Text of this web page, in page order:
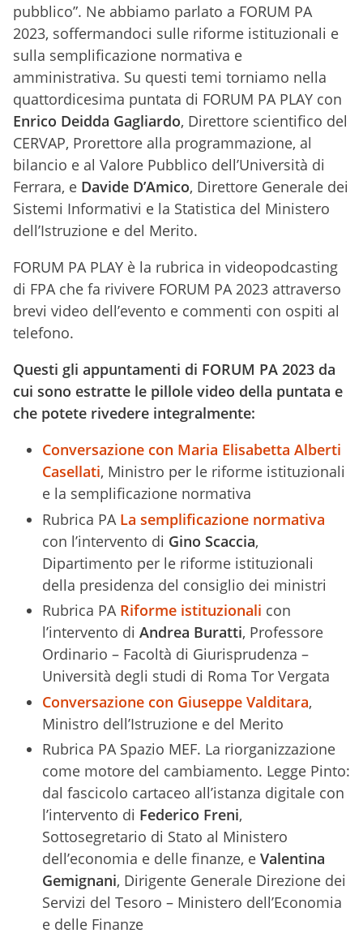
pubblico”. Ne abbiamo parlato a FORUM PA
2023, soffermandoci sulle riforme istituzionali e
sulla semplificazione normativa e
amministrativa. Su questi temi torniamo nella
quattordicesima puntata di FORUM PA PLAY con
Enrico Deidda Gagliardo, Direttore scientifico del
CERVAP, Prorettore alla programmazione, al
bilancio e al Valore Pubblico dell’Università di
Ferrara, e Davide D’Amico, Direttore Generale dei
Sistemi Informativi e la Statistica del Ministero
dell’Istruzione e del Merito.
FORUM PA PLAY è la rubrica in videopodcasting
di FPA che fa rivivere FORUM PA 2023 attraverso
brevi video dell’evento e commenti con ospiti al
telefono.
Questi gli appuntamenti di FORUM PA 2023 da
cui sono estratte le pillole video della puntata e
che potete rivedere integralmente:
Conversazione con Maria Elisabetta Alberti
Casellati, Ministro per le riforme istituzionali
e la semplificazione normativa
Rubrica PA La semplificazione normativa
con l’intervento di Gino Scaccia,
Dipartimento per le riforme istituzionali
della presidenza del consiglio dei ministri
Rubrica PA Riforme istituzionali con
l’intervento di Andrea Buratti, Professore
Ordinario – Facoltà di Giurisprudenza –
Università degli studi di Roma Tor Vergata
Conversazione con Giuseppe Valditara,
Ministro dell’Istruzione e del Merito
Rubrica PA Spazio MEF. La riorganizzazione
come motore del cambiamento. Legge Pinto:
dal fascicolo cartaceo all’istanza digitale con
l’intervento di Federico Freni,
Sottosegretario di Stato al Ministero
dell’economia e delle finanze, e Valentina
Gemignani, Dirigente Generale Direzione dei
Servizi del Tesoro – Ministero dell’Economia
e delle Finanze